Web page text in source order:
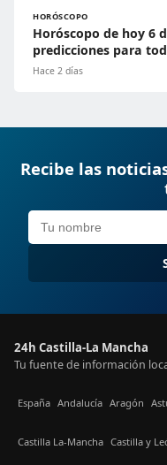
HORÓSCOPO
Horóscopo de hoy 6
predicciones para
Hace 2 días
Recibe las
24h Castilla-La Mancha
Tu fuente de información
España Andalucía Aragón
Castilla La-Mancha Castilla y